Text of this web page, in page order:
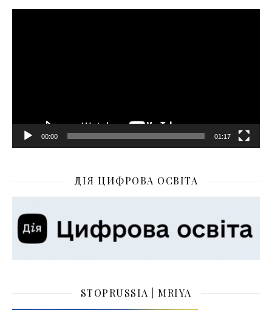
Відеопрогравач
00:00 01:17
ДІЯ ЦИФРОВА ОСВІТА
STOPRUSSIA | MRIYA